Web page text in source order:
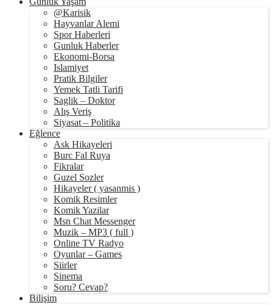
@Karisik
Hayvanlar Alemi
Spor Haberleri
Gunluk Haberler
Ekonomi-Borsa
Islamiyet
Pratik Bilgiler
Yemek Tatli Tarifi
Saglik – Doktor
Alış Veriş
Siyasat – Politika
Eğlence
Ask Hikayeleri
Burc Fal Ruya
Fikralar
Guzel Sozler
Hikayeler ( yasanmis )
Komik Resimler
Komik Yazilar
Msn Chat Messenger
Muzik – MP3 ( full )
Online TV Radyo
Oyunlar – Games
Siirler
Sinema
Soru? Cevap?
Bilişim